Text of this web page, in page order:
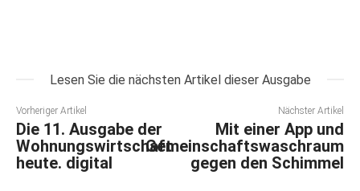
Lesen Sie die nächsten Artikel dieser Ausgabe
Vorheriger Artikel
Die 11. Ausgabe der
Wohnungswirtschaft
heute. digital
Nächster Artikel
Mit einer App und
Gemeinschaftswaschraum
gegen den Schimmel